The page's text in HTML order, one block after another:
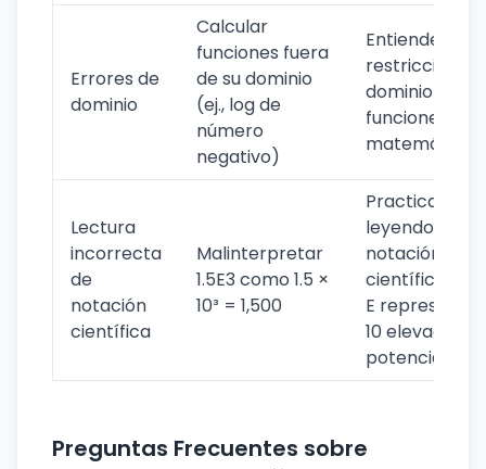
Errores de
dominio
Calcular
funciones fuera
de su dominio
(ej., log de
número
negativo)
Entiende las
restricciones
dominio de las
funciones
matemáticas
Lectura
incorrecta
de
notación
científica
Malinterpretar
1.5E3 como 1.5 ×
10³ = 1,500
Practica
leyendo
notación
científica
E representa
10 elevado a
potencia de"
Preguntas Frecuentes sobre